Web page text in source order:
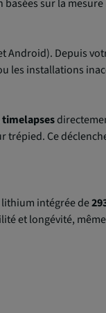
sur la mesure
Android). Depuis
les installations
timelapses
trépied. Ce
lithium intégrée de
et longévité,